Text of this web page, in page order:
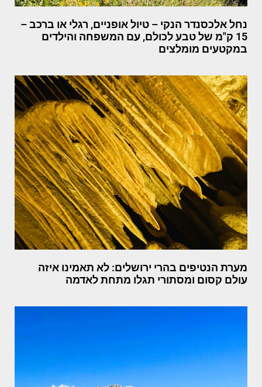
נחל אלכסנדר הנקי – טיול אופניים, רגלי או ברכב –
15 ק"מ של טבע לכולם, עם המשפחה והילדים
במקטעים מומלצים
מערת הנטיפים בהרי ירושלים: לא תאמינו איזה
עולם קסום ומסתורי תגלו מתחת לאדמה